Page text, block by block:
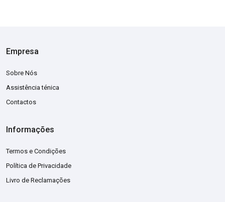
Empresa
Sobre Nós
Assistência ténica
Contactos
Informações
Termos e Condições
Política de Privacidade
Livro de Reclamações